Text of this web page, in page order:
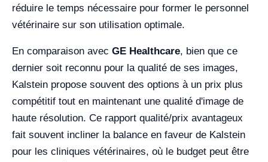
réduire le temps nécessaire pour former le personnel
vétérinaire sur son utilisation optimale.
En comparaison avec GE Healthcare, bien que ce
dernier soit reconnu pour la qualité de ses images,
Kalstein propose souvent des options à un prix plus
compétitif tout en maintenant une qualité d'image de
haute résolution. Ce rapport qualité/prix avantageux
fait souvent incliner la balance en faveur de Kalstein
pour les cliniques vétérinaires, où le budget peut être